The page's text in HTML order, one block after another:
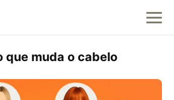
que muda o cabelo